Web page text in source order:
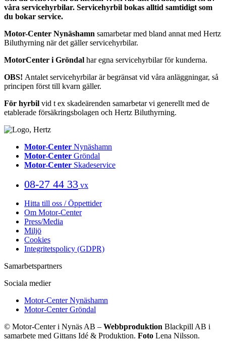
våra servicehyrbilar. Servicehyrbil bokas alltid samtidigt som
du bokar service.
Motor-Center Nynäshamn samarbetar med bland annat med Hertz
Biluthyrning när det gäller servicehyrbilar.
MotorCenter i Gröndal har egna servicehyrbilar för kunderna.
OBS! Antalet servicehyrbilar är begränsat vid våra anläggningar, så
principen först till kvarn gäller.
För hyrbil vid t ex skadeärenden samarbetar vi generellt med de
etablerade försäkringsbolagen och Hertz Biluthyrning.
Motor-Center Nynäshamn
Motor-Center Gröndal
Motor-Center Skadeservice
08-27 44 33 vx
Hitta till oss / Öppettider
Om Motor-Center
Press/Media
Miljö
Cookies
Integritetspolicy (GDPR)
Samarbetspartners
Sociala medier
Motor-Center Nynäshamn
Motor-Center Gröndal
© Motor-Center i Nynäs AB – Webbproduktion Blackpill AB i
samarbete med Gittans Idé & Produktion. Foto Lena Nilsson.